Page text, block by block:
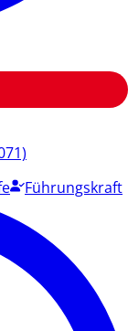
Führungskraft